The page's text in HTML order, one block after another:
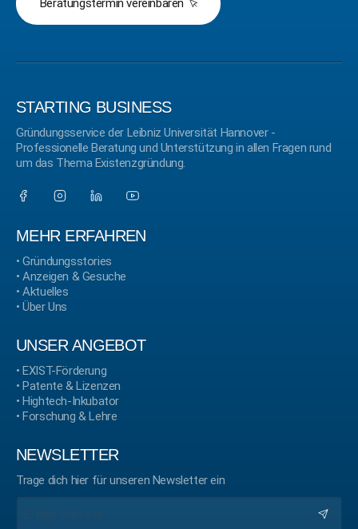
Beratungstermin vereinbaren
STARTING BUSINESS
Gründungsservice der Leibniz Universität Hannover -
Professionelle Beratung und Unterstützung in allen Fragen rund
um das Thema Existenzgründung.
MEHR ERFAHREN
•Gründungsstories
•Anzeigen & Gesuche
•Aktuelles
•Über Uns
UNSER ANGEBOT
•EXIST-Förderung
•Patente & Lizenzen
•Hightech-Inkubator
•Forschung & Lehre
NEWSLETTER
Trage dich hier für unseren Newsletter ein